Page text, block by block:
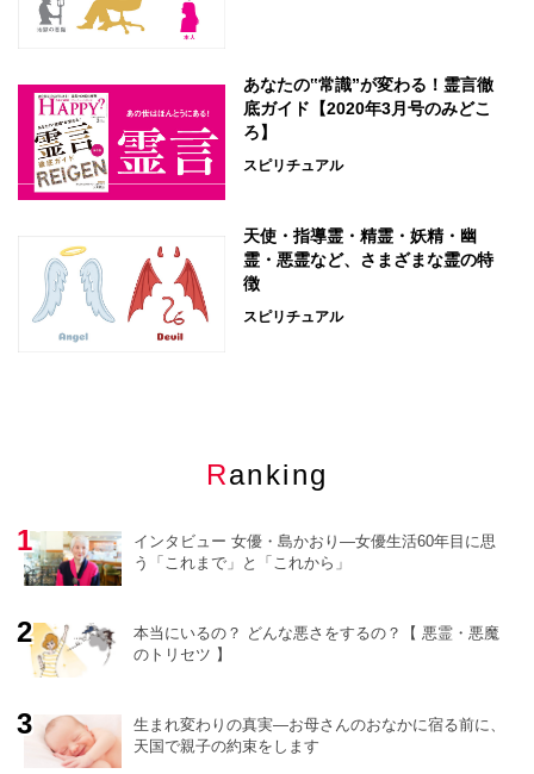
あなたの‟常識”が変わる！霊言徹
底ガイド【2020年3月号のみどこ
ろ】
スピリチュアル
天使・指導霊・精霊・妖精・幽
霊・悪霊など、さまざまな霊の特
徴
スピリチュアル
Ranking
インタビュー 女優・島かおり―女優生活60年目に思
う「これまで」と「これから」
本当にいるの？ どんな悪さをするの？【 悪霊・悪魔
のトリセツ 】
生まれ変わりの真実―お母さんのおなかに宿る前に、
天国で親子の約束をします